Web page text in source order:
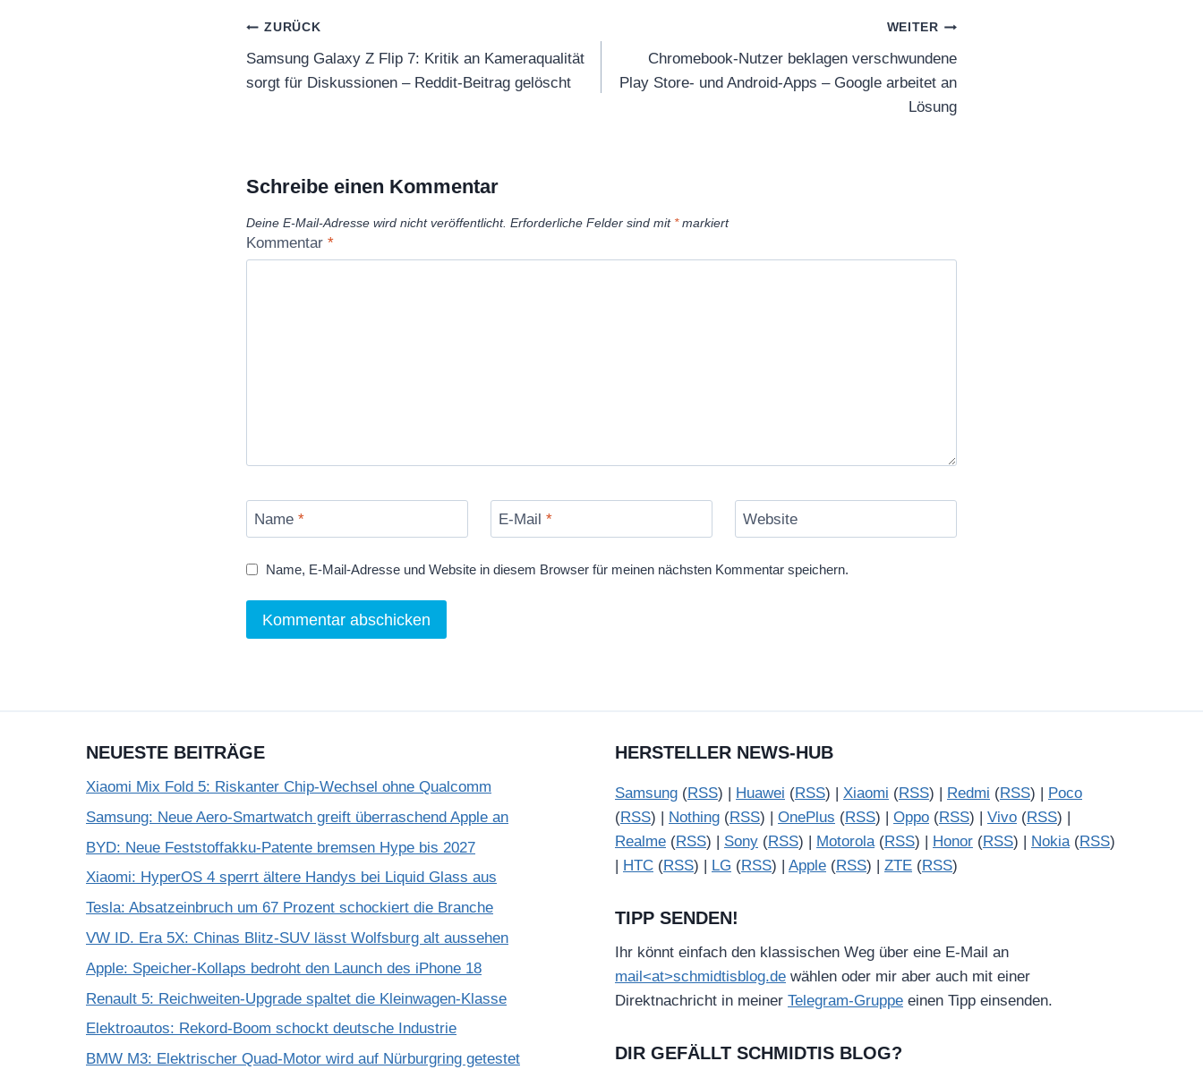
Beitragsnavigation
ZURÜCK
Samsung Galaxy Z Flip 7: Kritik an Kameraqualität
sorgt für Diskussionen – Reddit-Beitrag gelöscht
WEITER
Chromebook-Nutzer beklagen verschwundene
Play Store- und Android-Apps – Google arbeitet an
Lösung
Schreibe einen Kommentar
Deine E-Mail-Adresse wird nicht veröffentlicht. Erforderliche Felder sind mit *markiert
Kommentar *
Name * E-Mail * Website
Name, E-Mail-Adresse und Website in diesem Browser für meinen nächsten Kommentar speichern.
NEUESTE BEITRÄGE
Xiaomi Mix Fold 5: Riskanter Chip-Wechsel ohne Qualcomm
Samsung: Neue Aero-Smartwatch greift überraschend Apple an
BYD: Neue Feststoffakku-Patente bremsen Hype bis 2027
Xiaomi: HyperOS 4 sperrt ältere Handys bei Liquid Glass aus
Tesla: Absatzeinbruch um 67 Prozent schockiert die Branche
VW ID. Era 5X: Chinas Blitz-SUV lässt Wolfsburg alt aussehen
Apple: Speicher-Kollaps bedroht den Launch des iPhone 18
Renault 5: Reichweiten-Upgrade spaltet die Kleinwagen-Klasse
Elektroautos: Rekord-Boom schockt deutsche Industrie
BMW M3: Elektrischer Quad-Motor wird auf Nürburgring getestet
HERSTELLER NEWS-HUB
Samsung (RSS) | Huawei (RSS) | Xiaomi (RSS) | Redmi (RSS) | Poco
(RSS) | Nothing (RSS) | OnePlus (RSS) | Oppo (RSS) | Vivo (RSS) |
Realme (RSS) | Sony (RSS) | Motorola(RSS) | Honor (RSS) | Nokia(RSS)
| HTC (RSS) | LG (RSS) | Apple (RSS) | ZTE (RSS)
TIPP SENDEN!
Ihr könnt einfach den klassischen Weg über eine E-Mail an
mail<at>schmidtisblog.de wählen oder mir aber auch mit einer
Direktnachricht in meiner Telegram-Gruppe einen Tipp einsenden.
DIR GEFÄLLT SCHMIDTIS BLOG?